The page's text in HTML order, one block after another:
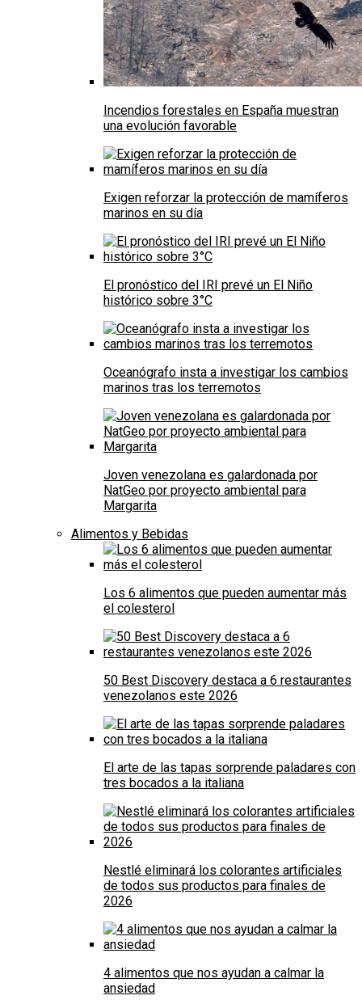
Incendios forestales en España muestran
una evolución favorable
Exigen reforzar la protección de mamíferos
marinos en su día
El pronóstico del IRI prevé un El Niño
histórico sobre 3°C
Oceanógrafo insta a investigar los cambios
marinos tras los terremotos
Joven venezolana es galardonada por
NatGeo por proyecto ambiental para
Margarita
Alimentos y Bebidas
Los 6 alimentos que pueden aumentar más
el colesterol
50 Best Discovery destaca a 6 restaurantes
venezolanos este 2026
El arte de las tapas sorprende paladares con
tres bocados a la italiana
Nestlé eliminará los colorantes artificiales
de todos sus productos para finales de
2026
4 alimentos que nos ayudan a calmar la
ansiedad